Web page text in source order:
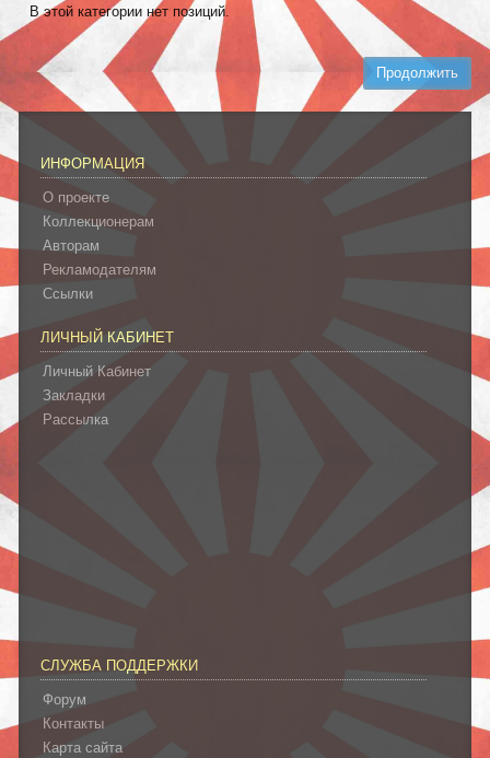
В этой категории нет позиций.
Продолжить
ИНФОРМАЦИЯ
О проекте
Коллекционерам
Авторам
Рекламодателям
Ссылки
ЛИЧНЫЙ КАБИНЕТ
Личный Кабинет
Закладки
Рассылка
СЛУЖБА ПОДДЕРЖКИ
Форум
Контакты
Карта сайта